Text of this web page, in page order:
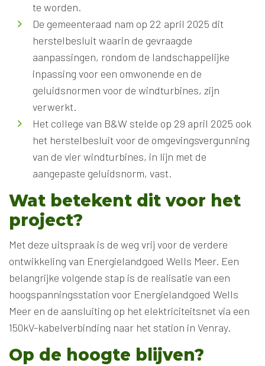
te worden.
De gemeenteraad nam op 22 april 2025 dit
herstelbesluit waarin de gevraagde
aanpassingen, rondom de landschappelijke
inpassing voor een omwonende en de
geluidsnormen voor de windturbines, zijn
verwerkt.
Het college van B&W stelde op 29 april 2025 ook
het herstelbesluit voor de omgevingsvergunning
van de vier windturbines, in lijn met de
aangepaste geluidsnorm, vast.
Wat betekent dit voor het
project?
Met deze uitspraak is de weg vrij voor de verdere
ontwikkeling van Energielandgoed Wells Meer. Een
belangrijke volgende stap is de realisatie van een
hoogspanningsstation voor Energielandgoed Wells
Meer en de aansluiting op het elektriciteitsnet via een
150kV-kabelverbinding naar het station in Venray.
Op de hoogte blijven?